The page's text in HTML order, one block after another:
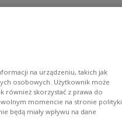
będzie domagała
Zbigniew Rau
na urządzeniu, takich jak
osobowych. Użytkownik może
również skorzystać z prawa do
momencie na stronie polityki
będą miały wpływu na dane